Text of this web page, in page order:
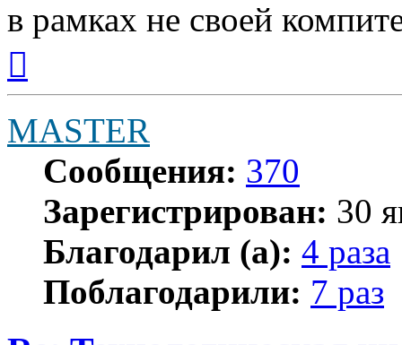
в рамках не своей
началу
MASTER
Сообщения: 370
Зарегистрирован: 30
Благодарил (а): 4 раза
Поблагодарили: 7 раз